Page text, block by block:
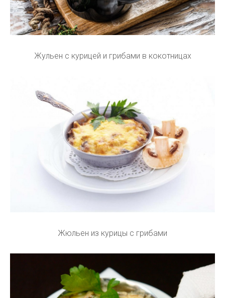
Жульен с курицей и грибами в кокотницах
Жюльен из курицы с грибами